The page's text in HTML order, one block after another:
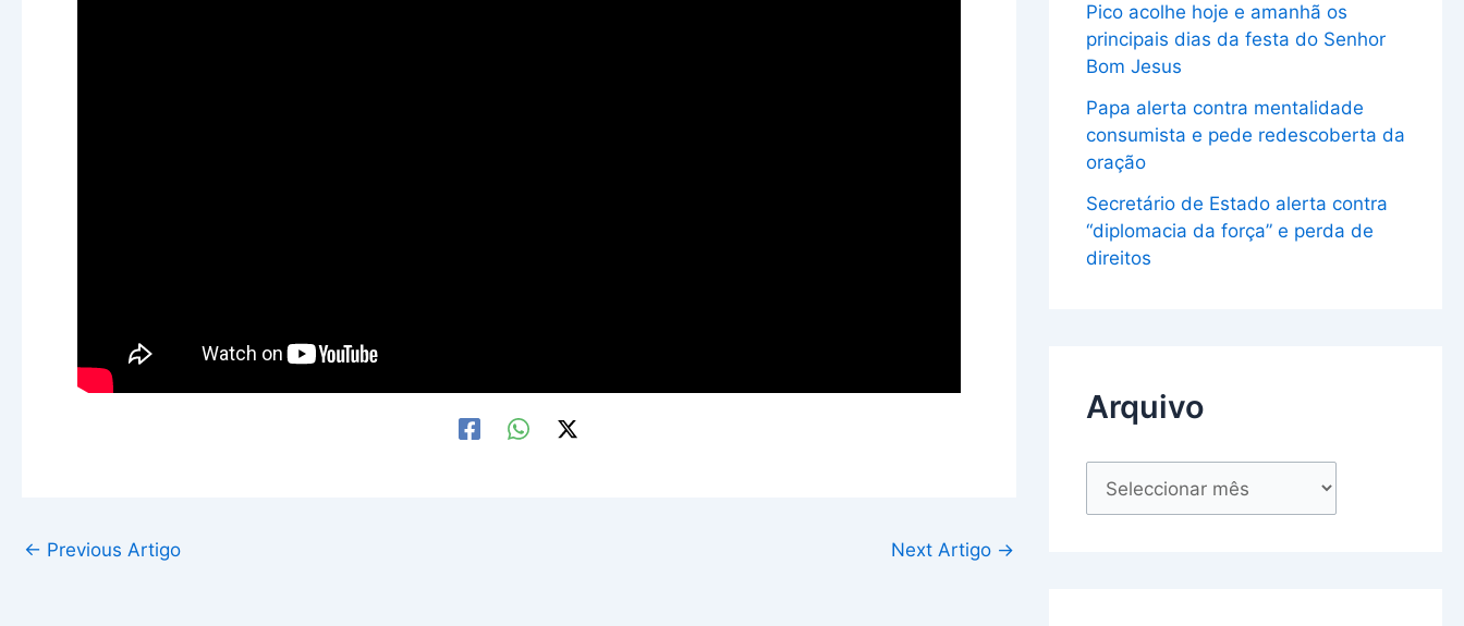
← Previous Artigo Next Artigo →
Pico acolhe hoje e amanhã os
principais dias da festa do Senhor
Bom Jesus
Papa alerta contra mentalidade
consumista e pede redescoberta da
oração
Secretário de Estado alerta contra
“diplomacia da força” e perda de
direitos
Arquivo